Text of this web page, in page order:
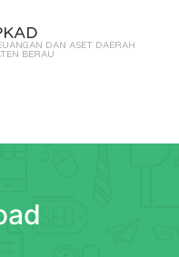
DAN ASET DAERAH
BERAU